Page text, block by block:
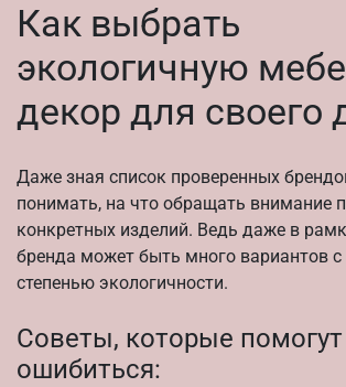
Как выбрать
экологичную
декор для своего
Даже зная список проверенных
понимать, на что обращать внимание
конкретных изделий. Ведь даже в
бренда может быть много вариантов с
степенью экологичности.
Советы, которые
ошибиться: